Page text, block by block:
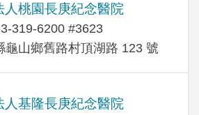
人桃園長庚紀念醫院
319-6200 #3623
龜山鄉舊路村頂湖路 123 號
人基隆長庚紀念醫院